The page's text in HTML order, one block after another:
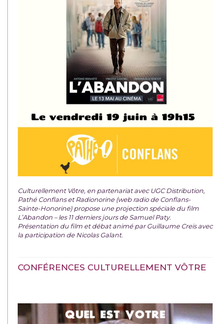
Culturellement Vôtre, en partenariat avec UGC Distribution,
Pathé Conflans et Radionorine (web radio de Conflans-
Sainte-Honorine) propose une projection spéciale du film
L’Abandon – les 11 derniers jours de Samuel Paty.
Présentation du film et débat animé par Guillaume Creis avec
la participation de Nicolas Galant.
CONFÉRENCES CULTURELLEMENT VÔTRE